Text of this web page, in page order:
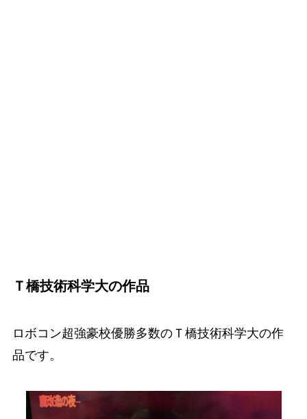
Ｔ橋技術科学大の作品
ロボコン超強豪校優勝多数のＴ橋技術科学大の作
品です。